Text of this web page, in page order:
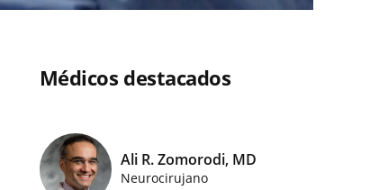
Médicos destacados
Imágenes de médicos destacados
Ali R. Zomorodi, MD
Neurocirujano